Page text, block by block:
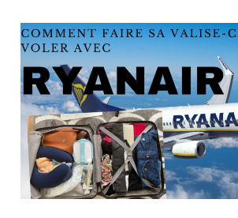
Faire
son
bagage
cabine
pour
s’envoler
avec
Ryanair